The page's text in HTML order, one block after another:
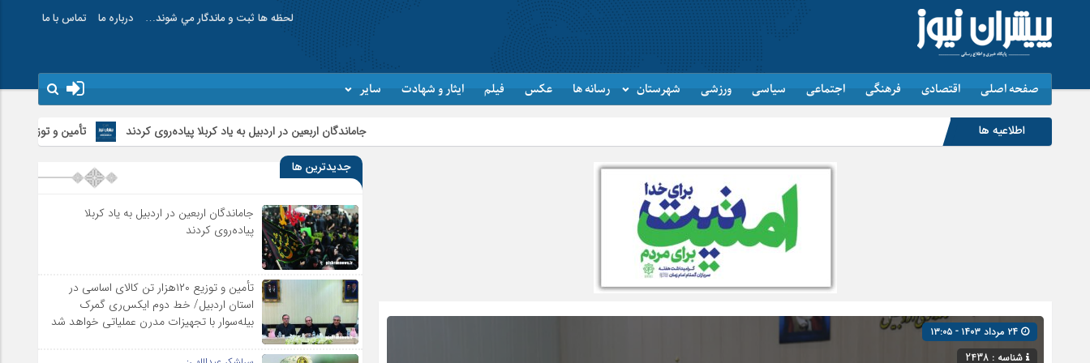
لحظه ها ثبت و ماندگار مي شوند… درباره ما تماس با ما
صفحه اصلی اقتصادی فرهنگی اجتماعی سیاسی ورزشی شهرستان رسانه ها عکس فیلم ایثار و شهادت سایر
اطلاعیه ها جاماندگان اربعین در اردبیل به یاد کربلا پیاده‌روی کردند تأمین و توزیع ۱۲۰هزار تن کالای اساسی در استان اردبیل/ خط دوم ایکس‌ری گمرک بیله‌سوار با تجهیزات مدرن عملیاتی خواهد شد
شناسه : 2438
جدیدترین ها
جاماندگان اربعین در اردبیل به یاد کربلا
پیاده‌روی کردند
تأمین و توزیع ۱۲۰هزار تن کالای اساسی در
استان اردبیل/ خط دوم ایکس‌ری گمرک
بیله‌سوار با تجهیزات مدرن عملیاتی خواهد شد